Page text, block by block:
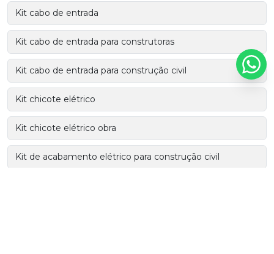
Kit cabo de entrada
Kit cabo de entrada para construtoras
Kit cabo de entrada para construção civil
Kit chicote elétrico
Kit chicote elétrico obra
Kit de acabamento elétrico para construção civil